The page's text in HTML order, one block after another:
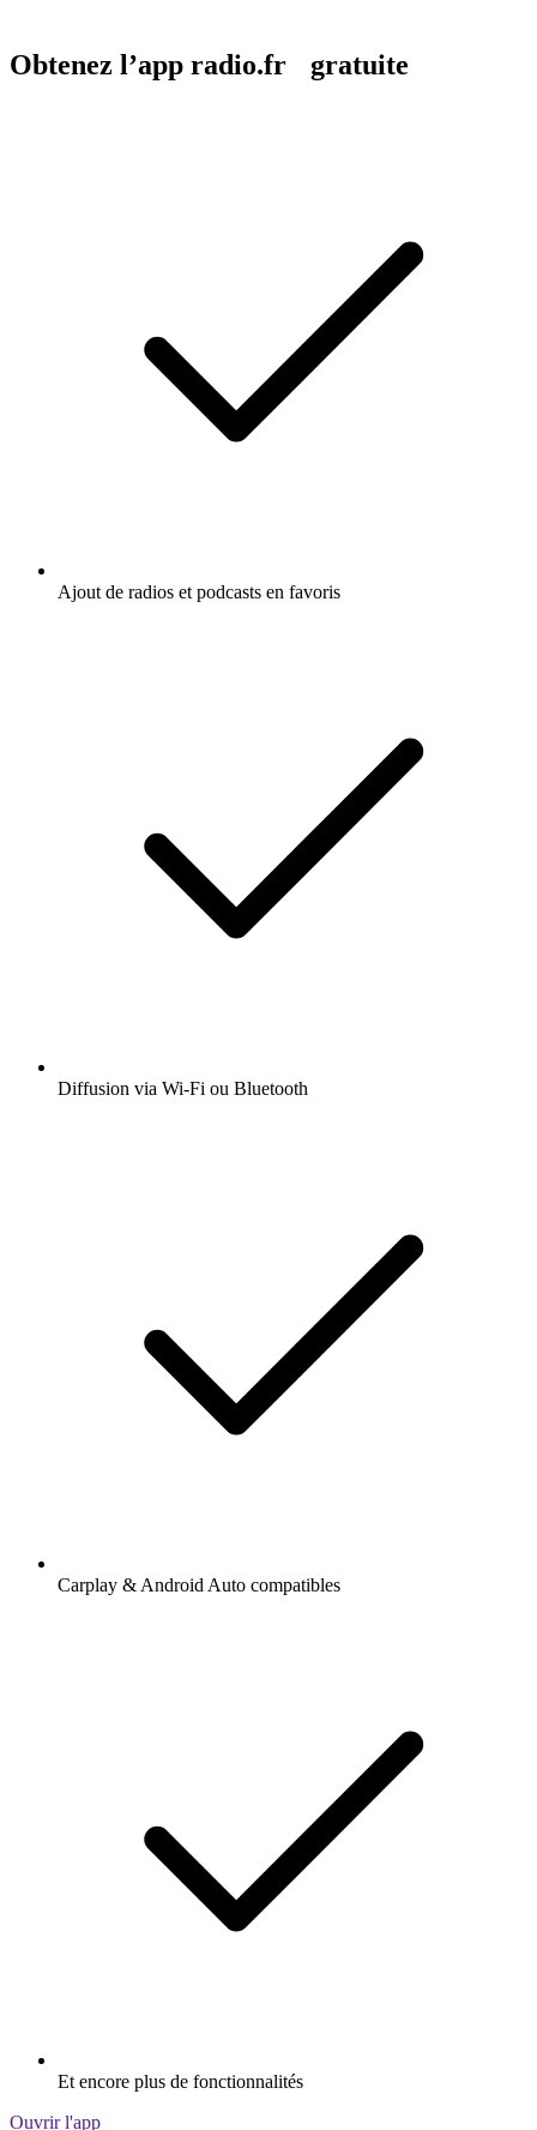
Obtenez l’app radio.fr gratuite
Ajout de radios et podcasts en favoris
Diffusion via Wi-Fi ou Bluetooth
Carplay & Android Auto compatibles
Et encore plus de fonctionnalités
Ouvrir l'app